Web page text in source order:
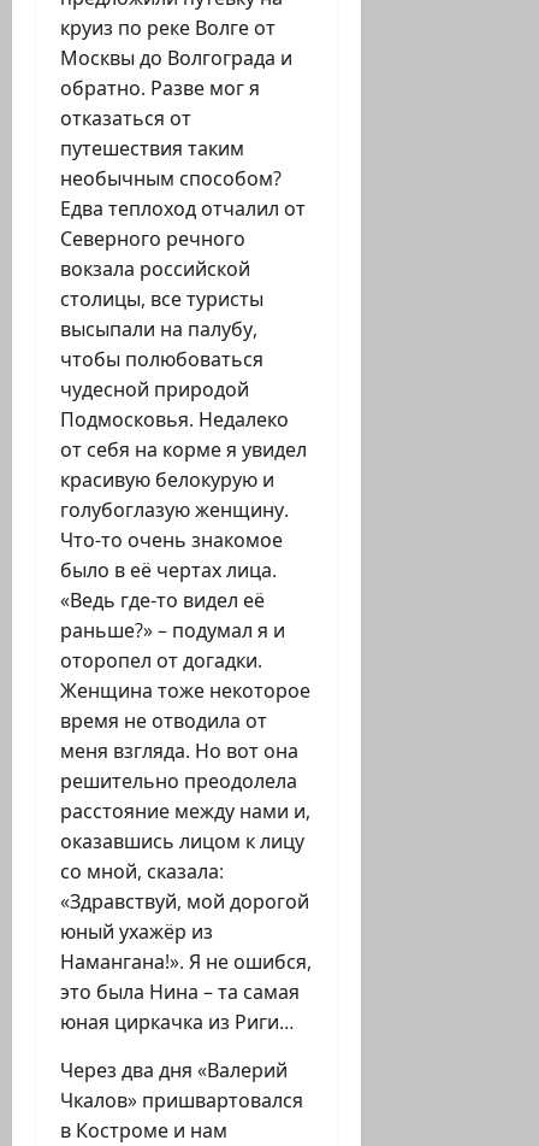
круиз по реке Волге от
Москвы до Волгограда и
обратно. Разве мог я
отказаться от
путешествия таким
необычным способом?
Едва теплоход отчалил от
Северного речного
вокзала российской
столицы, все туристы
высыпали на палубу,
чтобы полюбоваться
чудесной природой
Подмосковья. Недалеко
от себя на корме я увидел
красивую белокурую и
голубоглазую женщину.
Что-то очень знакомое
было в её чертах лица.
«Ведь где-то видел её
раньше?» – подумал я и
оторопел от догадки.
Женщина тоже некоторое
время не отводила от
меня взгляда. Но вот она
решительно преодолела
расстояние между нами и,
оказавшись лицом к лицу
со мной, сказала:
«Здравствуй, мой дорогой
юный ухажёр из
Намангана!». Я не ошибся,
это была Нина – та самая
юная циркачка из Риги…
Через два дня «Валерий
Чкалов» пришвартовался
в Костроме и нам